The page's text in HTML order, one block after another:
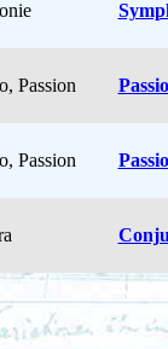
Passion
Passion